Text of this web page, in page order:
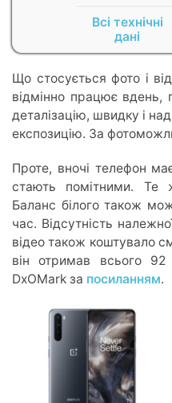
Всі технічні
дані
Що стосується фото і
відмінно працює вдень,
деталізацію, швидку і
експозицію. За
Проте, вночі телефон
стають помітними. Те
Баланс білого також
час. Відсутність
відео також коштувало
він отримав всього
DxOMark за посиланням.